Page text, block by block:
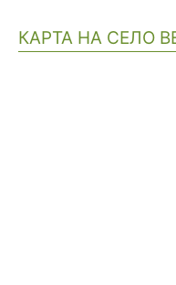
КАРТА НА СЕЛО